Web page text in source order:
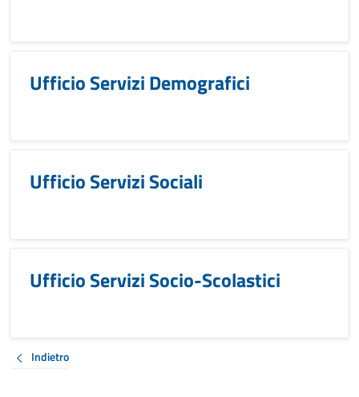
Ufficio Servizi Demografici
Ufficio Servizi Sociali
Ufficio Servizi Socio-Scolastici
Indietro